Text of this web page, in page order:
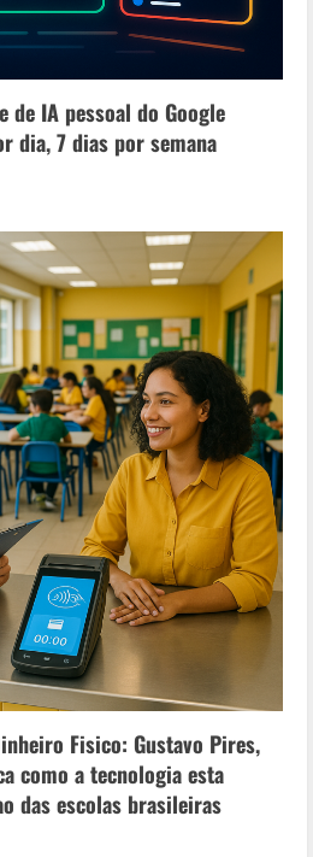
de IA pessoal do Google
dia, 7 dias por semana
Fisico: Gustavo Pires,
como a tecnologia esta
das escolas brasileiras